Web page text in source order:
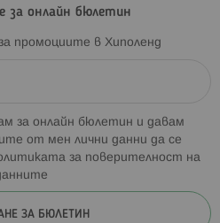
за онлайн бюлетин
промоциите в Хиполенд
за онлайн бюлетин и давам
от мен лични данни да се
за поверителност на
ЗА БЮЛЕТИН